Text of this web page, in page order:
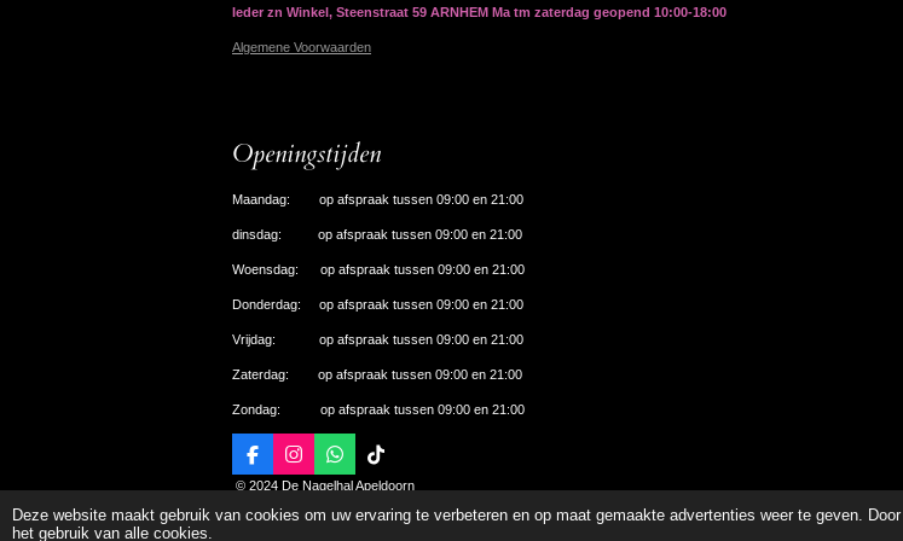
Deze website maakt gebruik van cookies om uw ervaring te verbeteren en op maat gemaakte advertenties weer te geven.
het gebruik van alle cookies.
Ieder zn Winkel, Steenstraat 59 ARNHEM Ma tm zaterdag geopend 10:00-18:00
Algemene Voorwaarden
Openingstijden
Maandag: op afspraak tussen 09:00 en 21:00
dinsdag: op afspraak tussen 09:00 en 21:00
Woensdag: op afspraak tussen 09:00 en 21:00
Donderdag: op afspraak tussen 09:00 en 21:00
Vrijdag: op afspraak tussen 09:00 en 21:00
Zaterdag: op afspraak tussen 09:00 en 21:00
Zondag: op afspraak tussen 09:00 en 21:00
F
a
e
I
n
t
W
h
t
T
i
T
© 2024 De Nagelhal Apeldoorn